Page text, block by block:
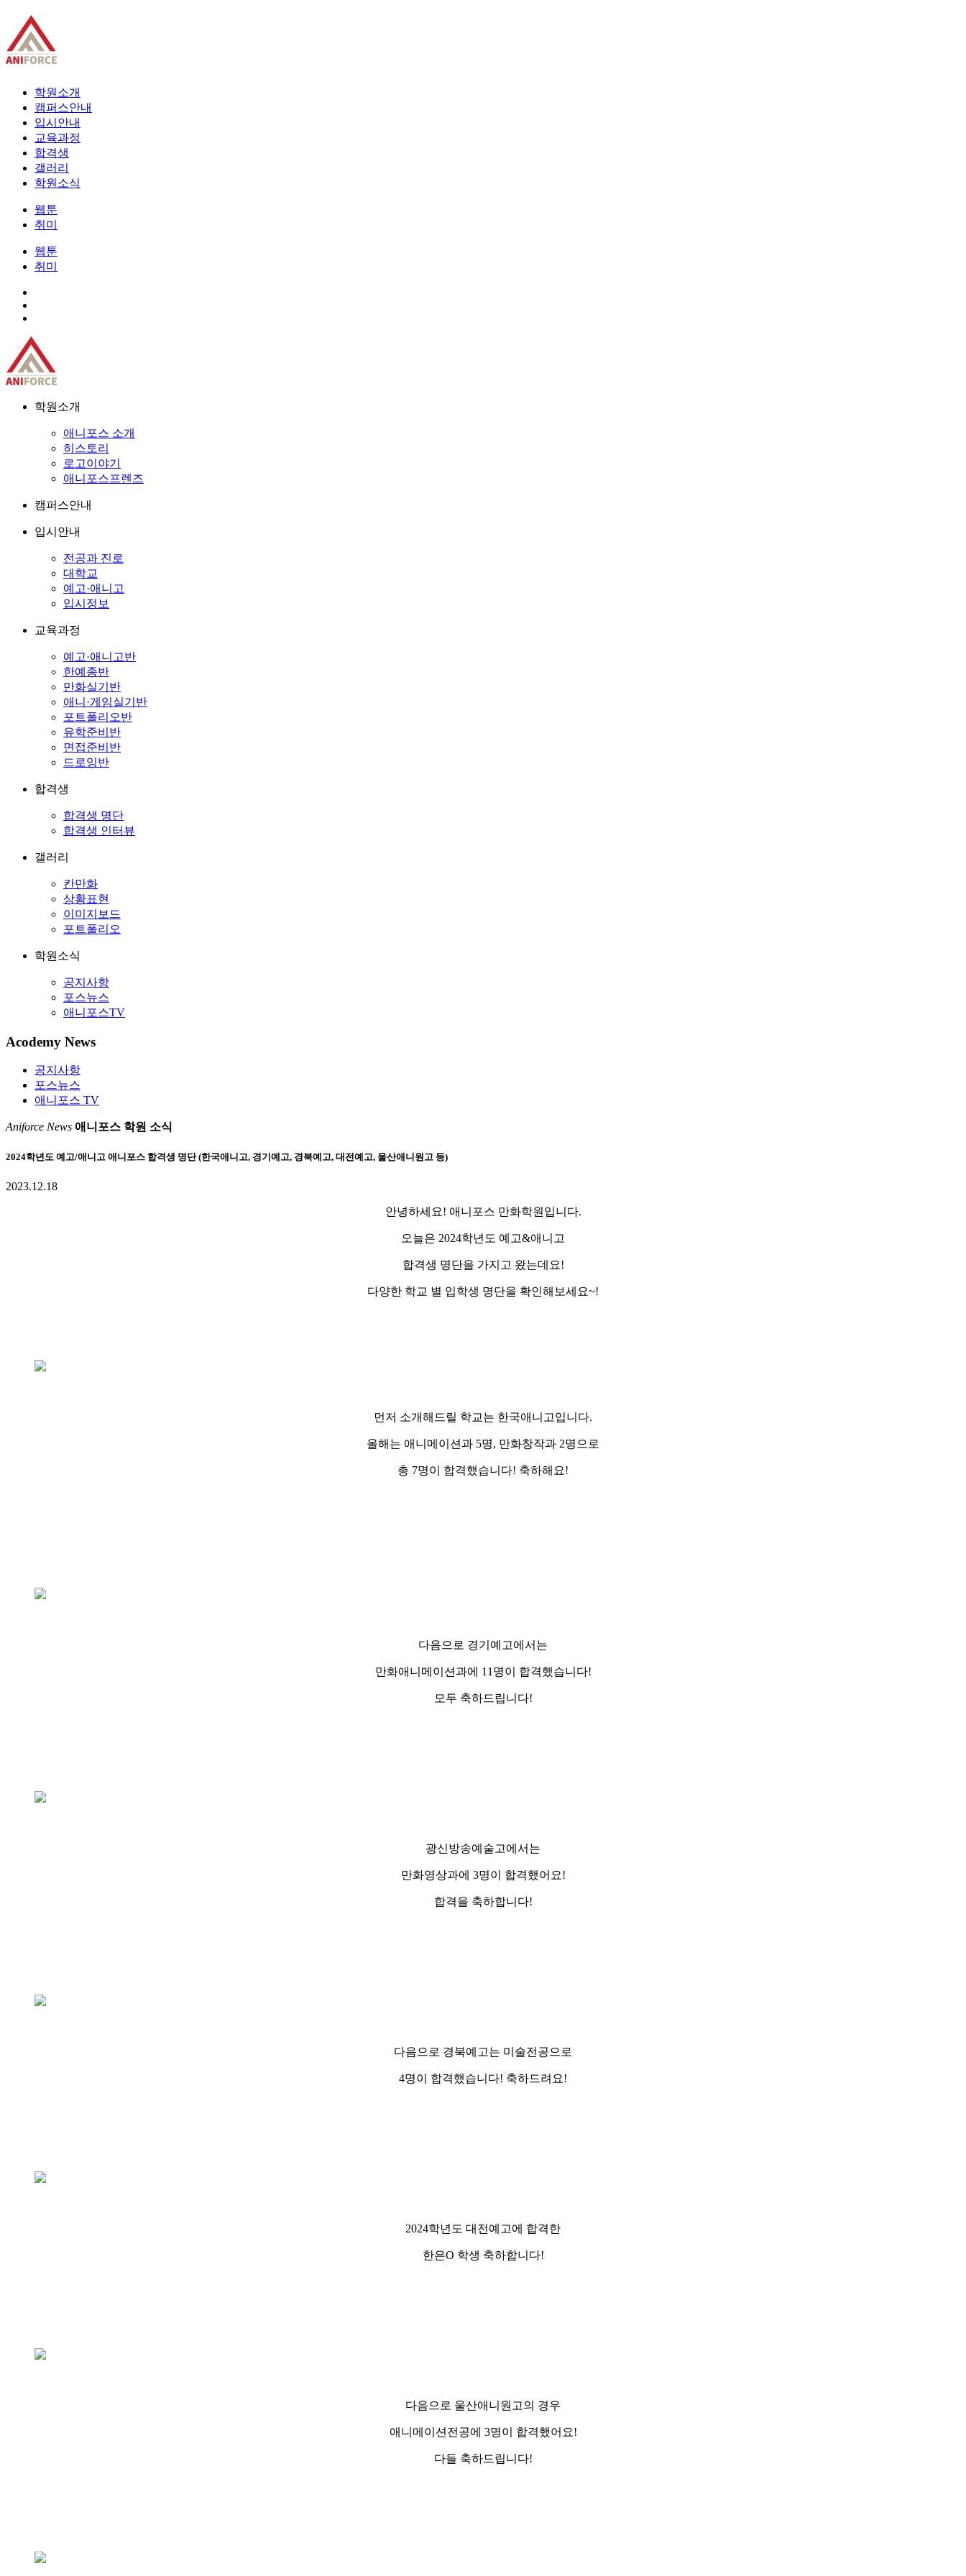
학원소개
캠퍼스안내
입시안내
교육과정
합격생
갤러리
학원소식
웹툰
취미
웹툰
취미
학원소개
애니포스 소개
히스토리
로고이야기
애니포스프렌즈
캠퍼스안내
입시안내
전공과 진로
대학교
예고·애니고
입시정보
교육과정
예고·애니고반
한예종반
만화실기반
애니·게임실기반
포트폴리오반
유학준비반
면접준비반
드로잉반
합격생
합격생 명단
합격생 인터뷰
갤러리
칸만화
상황표현
이미지보드
포트폴리오
학원소식
공지사항
포스뉴스
애니포스TV
Acodemy News
공지사항
포스뉴스
애니포스 TV
Aniforce News 애니포스 학원 소식
2024학년도 예고/애니고 애니포스 합격생 명단 (한국애니고, 경기예고, 경북예고, 대전예고, 울산애니원고 등)
2023.12.18
안녕하세요! 애니포스 만화학원입니다.
오늘은 2024학년도 예고&애니고
합격생 명단을 가지고 왔는데요!
다양한 학교 별 입학생 명단을 확인해보세요~!
먼저 소개해드릴 학교는 한국애니고입니다.
올해는 애니메이션과 5명, 만화창작과 2명으로
총 7명이 합격했습니다! 축하해요!
다음으로 경기예고에서는
만화애니메이션과에 11명이 합격했습니다!
모두 축하드립니다!
광신방송예술고에서는
만화영상과에 3명이 합격했어요!
합격을 축하합니다!
다음으로 경북예고는 미술전공으로
4명이 합격했습니다! 축하드려요!
2024학년도 대전예고에 합격한
한은O 학생 축하합니다!
다음으로 울산애니원고의 경우
애니메이션전공에 3명이 합격했어요!
다들 축하드립니다!